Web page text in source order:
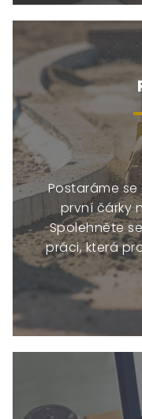
Postaráme
první čárky
Spolehněte
práci, která